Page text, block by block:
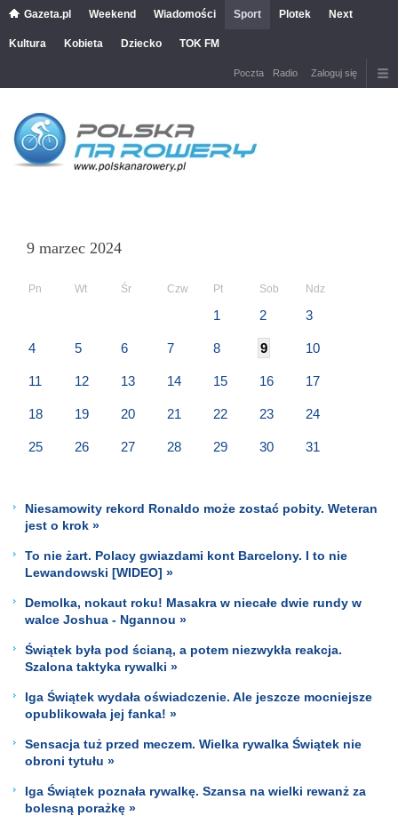
Gazeta.pl Weekend Wiadomości Sport Plotek Next
Kultura Kobieta Dziecko TOK FM
Poczta Radio Zaloguj się
9 marzec 2024
Pn Wt Śr Czw Pt Sob Ndz
1 2 3
4 5 6 7 8 9 10
11 12 13 14 15 16 17
18 19 20 21 22 23 24
25 26 27 28 29 30 31
Niesamowity rekord Ronaldo może zostać pobity. Weteran
jest o krok »
To nie żart. Polacy gwiazdami kont Barcelony. I to nie
Lewandowski [WIDEO] »
Demolka, nokaut roku! Masakra w niecałe dwie rundy w
walce Joshua - Ngannou »
Świątek była pod ścianą, a potem niezwykła reakcja.
Szalona taktyka rywalki »
Iga Świątek wydała oświadczenie. Ale jeszcze mocniejsze
opublikowała jej fanka! »
Sensacja tuż przed meczem. Wielka rywalka Świątek nie
obroni tytułu »
Iga Świątek poznała rywalkę. Szansa na wielki rewanż za
bolesną porażkę »